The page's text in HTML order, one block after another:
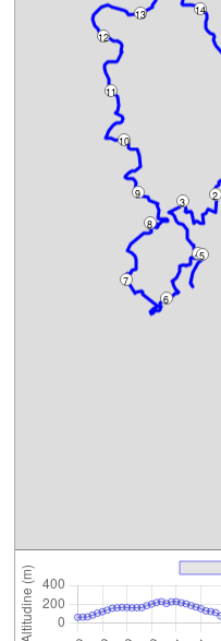
8
4
12
2
6
10
14
3
5
7
9
11
13